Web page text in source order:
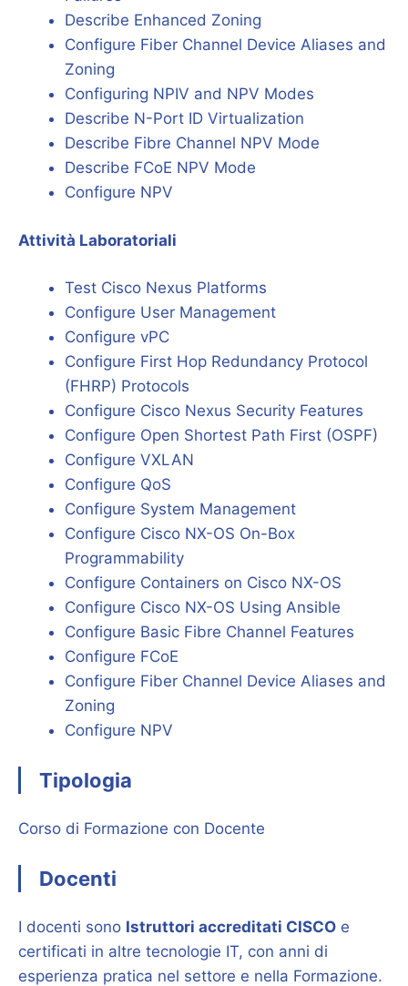
Describe Enhanced Zoning
Configure Fiber Channel Device Aliases and
Zoning
Configuring NPIV and NPV Modes
Describe N-Port ID Virtualization
Describe Fibre Channel NPV Mode
Describe FCoE NPV Mode
Configure NPV
Attività Laboratoriali
Test Cisco Nexus Platforms
Configure User Management
Configure vPC
Configure First Hop Redundancy Protocol
(FHRP) Protocols
Configure Cisco Nexus Security Features
Configure Open Shortest Path First (OSPF)
Configure VXLAN
Configure QoS
Configure System Management
Configure Cisco NX-OS On-Box
Programmability
Configure Containers on Cisco NX-OS
Configure Cisco NX-OS Using Ansible
Configure Basic Fibre Channel Features
Configure FCoE
Configure Fiber Channel Device Aliases and
Zoning
Configure NPV
Tipologia
Corso di Formazione con Docente
Docenti
I docenti sono Istruttori accreditati CISCO e
certificati in altre tecnologie IT, con anni di
esperienza pratica nel settore e nella Formazione.